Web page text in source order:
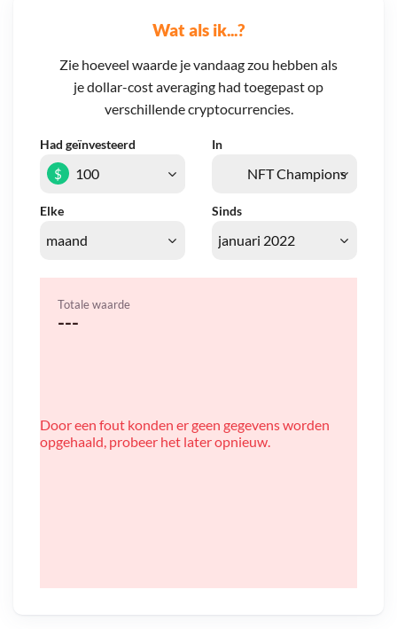
Wat als ik...?
Zie hoeveel waarde je vandaag zou hebben als
je dollar-cost averaging had toegepast op
verschillende cryptocurrencies.
Had geïnvesteerd In
Elke Sinds
$
Totale waarde
---
Door een fout konden er geen gegevens worden
opgehaald, probeer het later opnieuw.